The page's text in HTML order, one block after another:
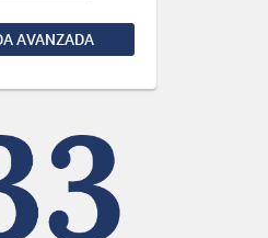
AVANZADA